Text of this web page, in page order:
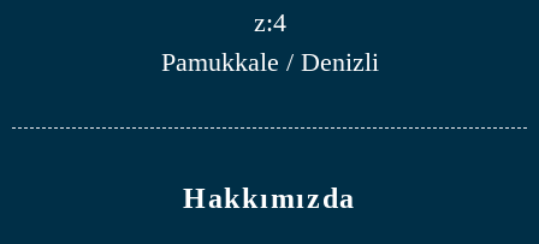
z:4
Pamukkale / Denizli
Hakkımızda